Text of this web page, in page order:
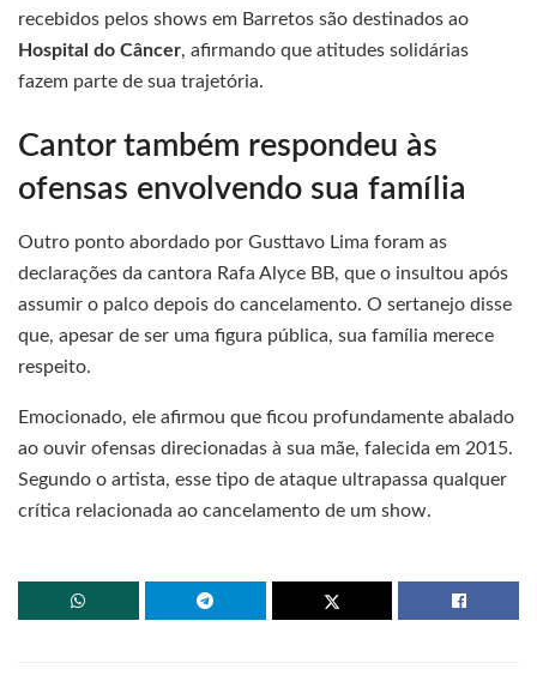
recebidos pelos shows em Barretos são destinados ao
Hospital do Câncer, afirmando que atitudes solidárias
fazem parte de sua trajetória.
Cantor também respondeu às
ofensas envolvendo sua família
Outro ponto abordado por Gusttavo Lima foram as
declarações da cantora Rafa Alyce BB, que o insultou após
assumir o palco depois do cancelamento. O sertanejo disse
que, apesar de ser uma figura pública, sua família merece
respeito.
Emocionado, ele afirmou que ficou profundamente abalado
ao ouvir ofensas direcionadas à sua mãe, falecida em 2015.
Segundo o artista, esse tipo de ataque ultrapassa qualquer
crítica relacionada ao cancelamento de um show.